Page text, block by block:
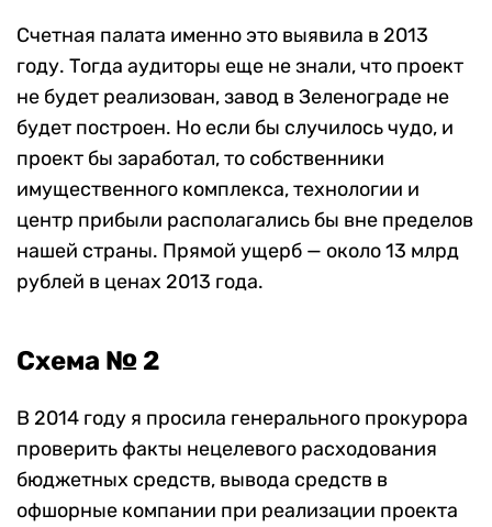
Счетная палата именно это выявила в 2013
году. Тогда аудиторы еще не знали, что проект
не будет реализован, завод в Зеленограде не
будет построен. Но если бы случилось чудо, и
проект бы заработал, то собственники
имущественного комплекса, технологии и
центр прибыли располагались бы вне пределов
нашей страны. Прямой ущерб — около 13 млрд
рублей в ценах 2013 года.
Схема № 2
В 2014 году я просила генерального прокурора
проверить факты нецелевого расходования
бюджетных средств, вывода средств в
офшорные компании при реализации проекта